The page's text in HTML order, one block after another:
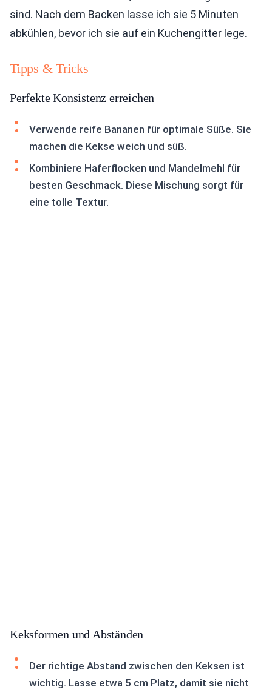
sind. Nach dem Backen lasse ich sie 5 Minuten
abkühlen, bevor ich sie auf ein Kuchengitter lege.
Tipps & Tricks
Perfekte Konsistenz erreichen
Verwende reife Bananen für optimale Süße. Sie
machen die Kekse weich und süß.
Kombiniere Haferflocken und Mandelmehl für
besten Geschmack. Diese Mischung sorgt für
eine tolle Textur.
Keksformen und Abständen
Der richtige Abstand zwischen den Keksen ist
wichtig. Lasse etwa 5 cm Platz, damit sie nicht